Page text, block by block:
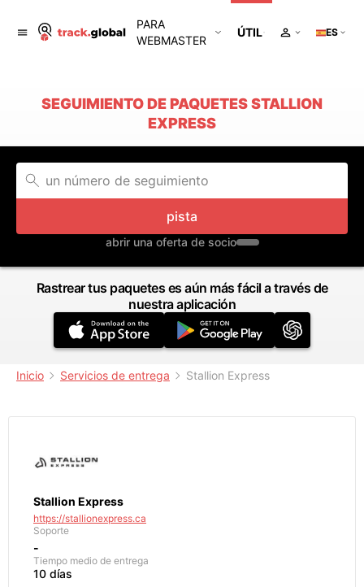
PARA
WEBMASTER
ÚTIL ES
SEGUIMIENTO DE PAQUETES STALLION
EXPRESS
pista
abrir una oferta de socio
Rastrear tus paquetes es aún más fácil a través de
nuestra aplicación
Inicio Servicios de entrega Stallion Express
Stallion Express
https://stallionexpress.ca
Soporte
-
Tiempo medio de entrega
10 días